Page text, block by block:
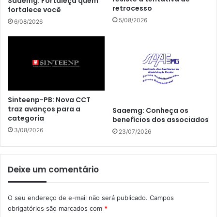
fortalece você
6/08/2026
retrocesso
5/08/2026
Sinteenp-PB: Nova CCT
traz avanços para a
categoria
3/08/2026
Saaemg: Conheça os
benefícios dos associados
23/07/2026
Deixe um comentário
O seu endereço de e-mail não será publicado. Campos
obrigatórios são marcados com *